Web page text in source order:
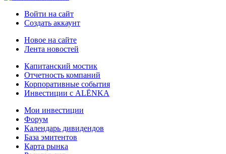
Войти на сайт
Создать аккаунт
Новое на сайте
Лента новостей
Капитанский мостик
Отчетность компаний
Корпоративные события
Инвестиции с ALЁNKA
Мои инвестиции
Форум
Календарь дивидендов
База эмитентов
Карта рынка